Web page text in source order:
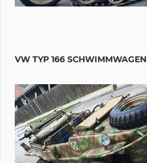
VW TYP 166 SCHWIMMWAGEN